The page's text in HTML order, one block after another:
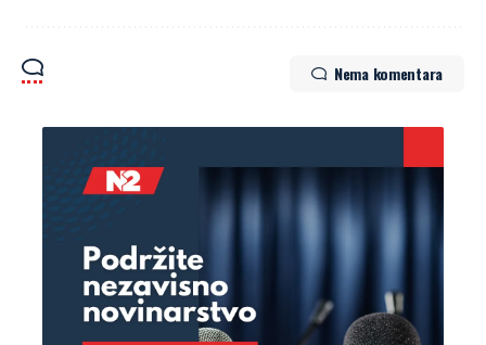
Nema komentara